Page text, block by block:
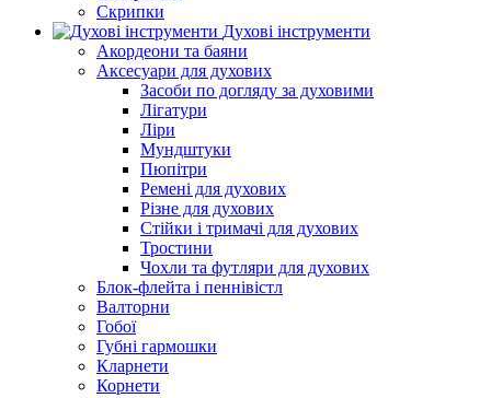
Скрипки
Духові інструменти
Акордеони та баяни
Аксесуари для духових
Засоби по догляду за духовими
Лігатури
Ліри
Мундштуки
Пюпітри
Ремені для духових
Різне для духових
Стійки і тримачі для духових
Тростини
Чохли та футляри для духових
Блок-флейта і пеннівістл
Валторни
Гобої
Губні гармошки
Кларнети
Корнети